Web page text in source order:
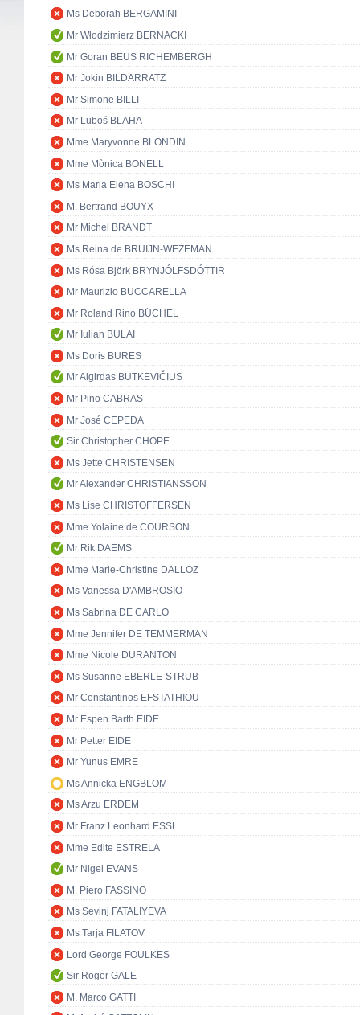
Ms Deborah BERGAMINI
Mr Włodzimierz BERNACKI
Mr Goran BEUS RICHEMBERGH
Mr Jokin BILDARRATZ
Mr Simone BILLI
Mr Ľuboš BLAHA
Mme Maryvonne BLONDIN
Mme Mònica BONELL
Ms Maria Elena BOSCHI
M. Bertrand BOUYX
Mr Michel BRANDT
Ms Reina de BRUIJN-WEZEMAN
Ms Rósa Björk BRYNJÓLFSDÓTTIR
Mr Maurizio BUCCARELLA
Mr Roland Rino BÜCHEL
Mr Iulian BULAI
Ms Doris BURES
Mr Algirdas BUTKEVIČIUS
Mr Pino CABRAS
Mr José CEPEDA
Sir Christopher CHOPE
Ms Jette CHRISTENSEN
Mr Alexander CHRISTIANSSON
Ms Lise CHRISTOFFERSEN
Mme Yolaine de COURSON
Mr Rik DAEMS
Mme Marie-Christine DALLOZ
Ms Vanessa D'AMBROSIO
Ms Sabrina DE CARLO
Mme Jennifer DE TEMMERMAN
Mme Nicole DURANTON
Ms Susanne EBERLE-STRUB
Mr Constantinos EFSTATHIOU
Mr Espen Barth EIDE
Mr Petter EIDE
Mr Yunus EMRE
Ms Annicka ENGBLOM
Ms Arzu ERDEM
Mr Franz Leonhard ESSL
Mme Edite ESTRELA
Mr Nigel EVANS
M. Piero FASSINO
Ms Sevinj FATALIYEVA
Ms Tarja FILATOV
Lord George FOULKES
Sir Roger GALE
M. Marco GATTI